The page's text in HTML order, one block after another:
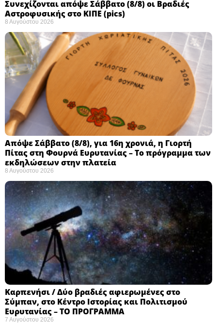
Συνεχίζονται απόψε Σάββατο (8/8) οι Βραδιές
Αστροφυσικής στο ΚΙΠΕ (pics)
8 Αυγούστου 2026
Απόψε Σάββατο (8/8), για 16η χρονιά, η Γιορτή
Πίτας στη Φουρνά Ευρυτανίας – Το πρόγραμμα των
εκδηλώσεων στην πλατεία
8 Αυγούστου 2026
Καρπενήσι / Δύο βραδιές αφιερωμένες στο
Σύμπαν, στο Κέντρο Ιστορίας και Πολιτισμού
Ευρυτανίας – ΤΟ ΠΡΟΓΡΑΜΜΑ
7 Αυγούστου 2026